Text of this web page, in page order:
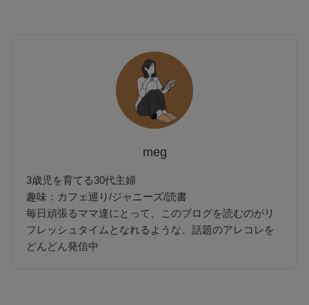
meg
3歳児を育てる30代主婦
趣味：カフェ巡り/ジャニーズ/読書
毎日頑張るママ達にとって、このブログを読むのがリ
フレッシュタイムとなれるような、話題のアレコレを
どんどん発信中